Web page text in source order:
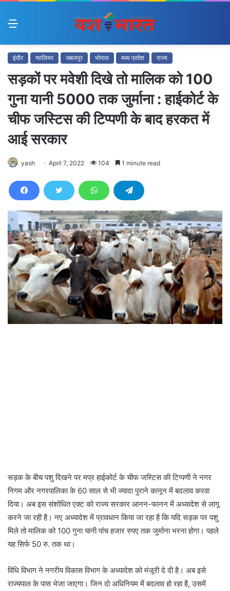
Menu
इंदौर ग्वालियर जबलपुर भोपाल मध्य प्रदेश राज्य
सड़कों पर मवेशी दिखे तो मालिक को 100
गुना यानी 5000 तक जुर्माना : हाईकोर्ट के
चीफ जस्टिस की टिप्पणी के बाद हरकत में
आई सरकार
yash April 7, 2022 104 1 minute read
सड़क के बीच पशु दिखने पर मप्र हाईकोर्ट के चीफ जस्टिस की टिप्पणी ने नगर
निगम और नगरपालिका के 60 साल से भी ज्यादा पुराने कानून में बदलाव करवा
दिया। अब इस संशोधित एक्ट को राज्य सरकार आनन-फानन में अध्यादेश से लागू
करने जा रही है। नए अध्यादेश में प्रावधान किया जा रहा है कि यदि सड़क पर पशु
मिले तो मालिक को 100 गुना यानी पांच हजार रुपए तक जुर्माना भरना होगा। पहले
यह सिर्फ 50 रु. तक था।
विधि विभाग ने नगरीय विकास विभाग के अध्यादेश को मंजूरी दे दी है। अब इसे
राज्यपाल के पास भेजा जाएगा। जिन दो अधिनियम में बदलाव हो रहा है, उसमें